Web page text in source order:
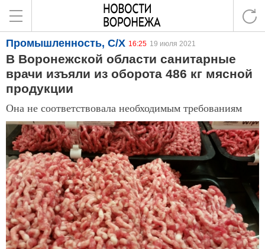
Промышленность, С/Х 16:25 19 июля 2021
В Воронежской области санитарные
врачи изъяли из оборота 486 кг мясной
продукции
Она не соответствовала необходимым требованиям